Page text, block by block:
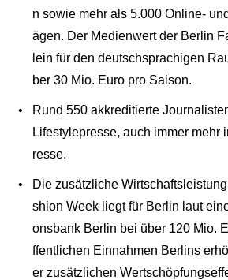
n sowie mehr als 5.000 Online-
ägen. Der Medienwert der Berlin
lein für den deutschsprachigen
ber 30 Mio. Euro pro Saison.
Rund 550 akkreditierte
Lifestylepresse, auch immer mehr
resse.
Die zusätzliche
shion Week liegt für Berlin laut
onsbank Berlin bei über 120 Mio.
ffentlichen Einnahmen Berlins
er zusätzlichen